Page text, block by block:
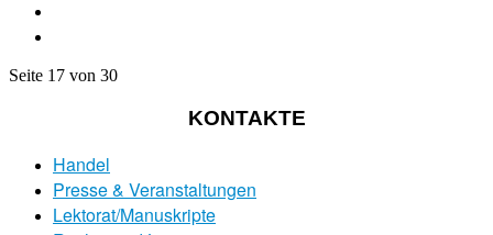
Seite 17 von 30
KONTAKTE
Handel
Presse & Veranstaltungen
Lektorat/Manuskripte